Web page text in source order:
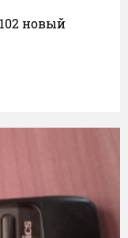
новый